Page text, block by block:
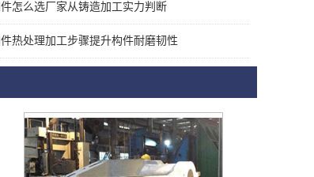
怎么选厂家从铸造加工实力判断
热处理加工步骤提升构件耐磨韧性